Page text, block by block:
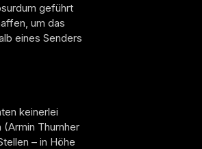
geführt
um das
eines Senders
keinerlei
Thurnher
– in Höhe